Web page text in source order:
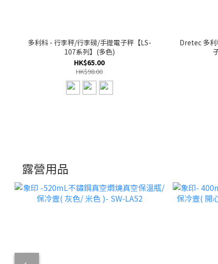
多利科 - 行李秤/行李磅/手提電子秤【LS-
107系列】(多色)
HK$65.00
HK$98.00
Dretec 多
露營用品